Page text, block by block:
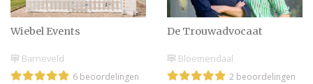
Wiebel Events
Barneveld
6 beoordelingen
De Trouwadvocaat
Bloemendaal
2 beoordelingen